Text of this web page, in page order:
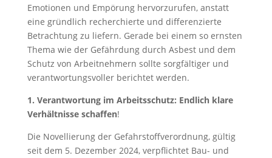
Emotionen und Empörung hervorzurufen, anstatt
eine gründlich recherchierte und differenzierte
Betrachtung zu liefern. Gerade bei einem so ernsten
Thema wie der Gefährdung durch Asbest und dem
Schutz von Arbeitnehmern sollte sorgfältiger und
verantwortungsvoller berichtet werden.
1. Verantwortung im Arbeitsschutz: Endlich klare
Verhältnisse schaffen!
Die Novellierung der Gefahrstoffverordnung, gültig
seit dem 5. Dezember 2024, verpflichtet Bau- und